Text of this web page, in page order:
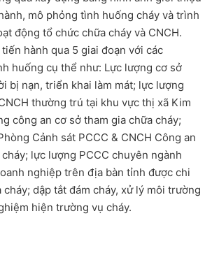
mô phỏng tình huống cháy và trình
động tổ chức chữa cháy và CNCH.
hành qua 5 giai đoạn với các
huống cụ thể như: Lực lượng cơ sở
bị nạn, triển khai làm mát; lực lượng
thường trú tại khu vực thị xã Kim
công an cơ sở tham gia chữa cháy;
Cảnh sát PCCC & CNCH Công an
lực lượng PCCC chuyên ngành
nghiệp trên địa bàn tỉnh được chi
dập tắt đám cháy, xử lý môi trường
hiện trường vụ cháy.